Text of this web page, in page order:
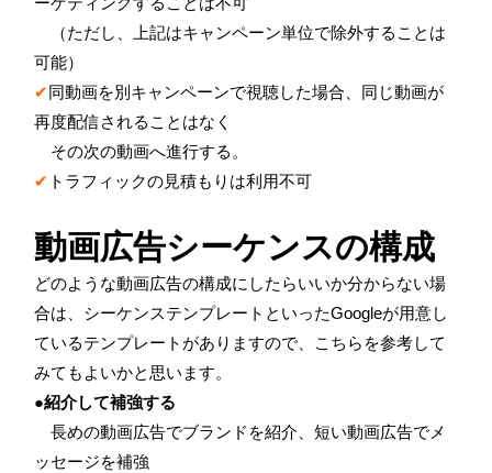
（ただし、上記はキャンペーン単位で除外することは
可能）
✔同動画を別キャンペーンで視聴した場合、同じ動画が
再度配信されることはなく
その次の動画へ進行する。
✔ トラフィックの見積もりは利用不可
動画広告シーケンスの構成
どのような動画広告の構成にしたらいいか分からない場
合は、シーケンステンプレートといったGoogleが用意し
ているテンプレートがありますので、こちらを参考して
みてもよいかと思います。
●紹介して補強する
長めの動画広告でブランドを紹介、短い動画広告でメ
ッセージを補強